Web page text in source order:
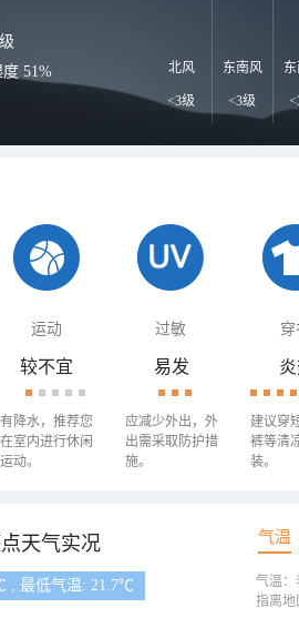
度 51% 北风
<3级
东南风
<3级
运动 过敏 穿
较不宜
有降水，推荐您
在室内进行休闲
运动。
易发
应减少外出，外
出需采取防护措
施。
建议穿
裤等清
装。
天气实况 气温
, 最低气温: 21.7℃
气温：
指离地